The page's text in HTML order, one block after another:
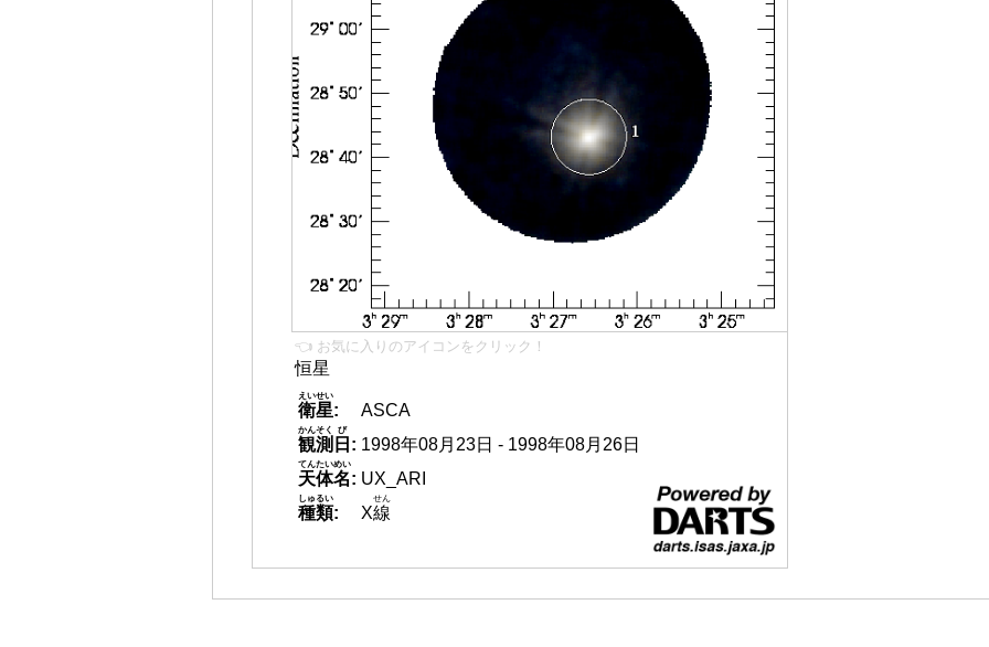
👈 お気に入りのアイコンをクリック！
恒星
衛星
えいせい
:
ASCA
観測
かんそく
日
び
: 1998年08月23日 - 1998年08月26日
天体名
てんたいめい
: UX_ARI
種類
しゅるい
: X線
せん